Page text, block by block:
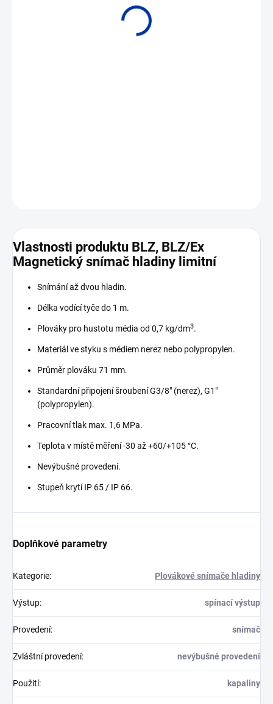
Vlastnosti produktu BLZ, BLZ/Ex
Magnetický snímač hladiny limitní
Snímání až dvou hladin.
Délka vodící tyče do 1 m.
Plováky pro hustotu média od 0,7 kg/dm3.
Materiál ve styku s médiem nerez nebo polypropylen.
Průměr plováku 71 mm.
Standardní připojení šroubení G3/8" (nerez), G1"
(polypropylen).
Pracovní tlak max. 1,6 MPa.
Teplota v místě měření -30 až +60/+105 °C.
Nevýbušné provedení.
Stupeň krytí IP 65 / IP 66.
Doplňkové parametry
Kategorie: Plovákové snímače hladiny
Výstup: spínací výstup
Provedení: snímač
Zvláštní provedení: nevýbušné provedení
Použití: kapaliny